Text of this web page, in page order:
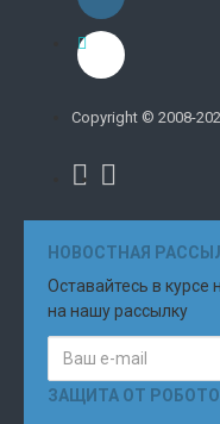
Copyright © 2008-
НОВОСТНАЯ
Оставайтесь в курсе
на нашу рассылку
ЗАЩИТА ОТ